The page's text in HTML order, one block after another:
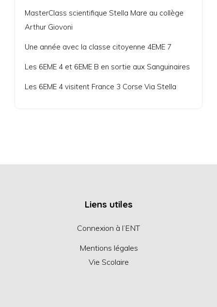
MasterClass scientifique Stella Mare au collège
Arthur Giovoni
Une année avec la classe citoyenne 4EME 7
Les 6EME 4 et 6EME B en sortie aux Sanguinaires
Les 6EME 4 visitent France 3 Corse Via Stella
Liens utiles
Connexion à l’ENT
Mentions légales
Vie Scolaire